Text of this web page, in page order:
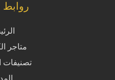
متاجر
تصنيفات